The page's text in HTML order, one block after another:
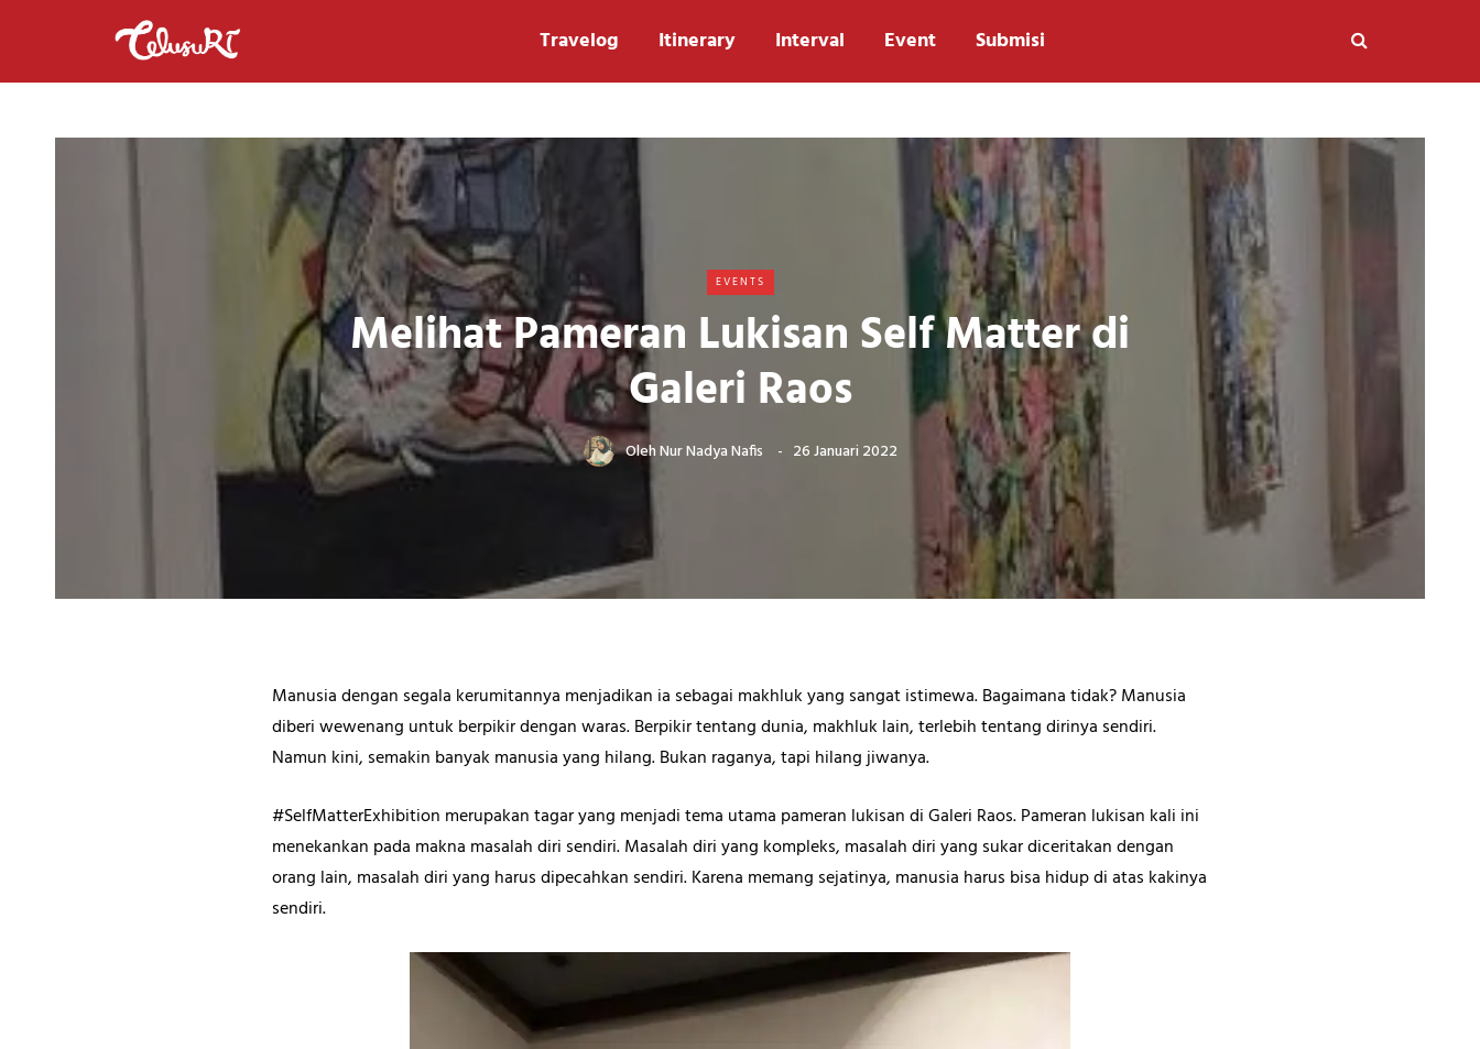
Travelog Itinerary Interval Event Submisi
EVENTS
Melihat Pameran Lukisan Self Matter di
Galeri Raos
OlehNur Nadya Nafis 26 Januari 2022
Manusia dengan segala kerumitannya menjadikan ia sebagai makhluk yang sangat istimewa. Bagaimana tidak? Manusia
diberi wewenang untuk berpikir dengan waras. Berpikir tentang dunia, makhluk lain, terlebih tentang dirinya sendiri.
Namun kini, semakin banyak manusia yang hilang. Bukan raganya, tapi hilang jiwanya.
#SelfMatterExhibition merupakan tagar yang menjadi tema utama pameran lukisan di Galeri Raos. Pameran lukisan kali ini
menekankan pada makna masalah diri sendiri. Masalah diri yang kompleks, masalah diri yang sukar diceritakan dengan
orang lain, masalah diri yang harus dipecahkan sendiri. Karena memang sejatinya, manusia harus bisa hidup di atas kakinya
sendiri.